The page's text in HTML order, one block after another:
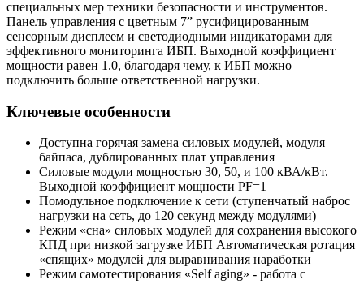
специальных мер техники безопасности и инструментов.
Панель управления с цветным 7” русифицированным
сенсорным дисплеем и светодиодными индикаторами для
эффективного мониторинга ИБП. Выходной коэффициент
мощности равен 1.0, благодаря чему, к ИБП можно
подключить больше ответственной нагрузки.
Ключевые особенности
Доступна горячая замена cиловых модулей, модуля
байпаса, дублированных плат управления
Силовые модули мощностью 30, 50, и 100 кВА/кВт.
Выходной коэффициент мощности PF=1
Помодульное подключение к сети (ступенчатый наброс
нагрузки на сеть, до 120 секунд между модулями)
Режим «сна» силовых модулей для сохранения высокого
КПД при низкой загрузке ИБП Автоматическая ротация
«спящих» модулей для выравнивания наработки
Режим самотестирования «Self aging» - работа с